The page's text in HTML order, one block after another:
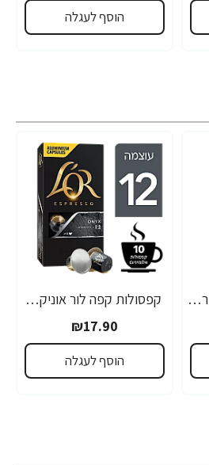
הוסף לעגלה
לור קפסולות קפה אספרסו סונטוזו 8 - 10 קפסולות
קפסולות קפה לור אוניקס 12 - 10 קפסולות - L'OR
₪17.90
הוסף לעגלה